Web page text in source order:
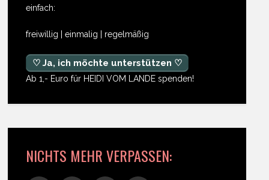
einfach:
freiwillig | einmalig | regelmäßig
♡ Ja, ich möchte unterstützen ♡
Ab 1,- Euro für HEIDI VOM LANDE spenden!
NICHTS MEHR VERPASSEN: